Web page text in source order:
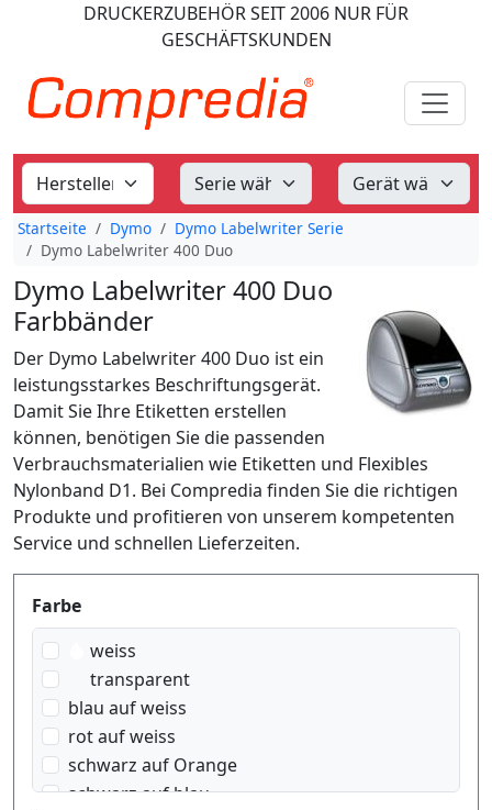
DRUCKERZUBEHÖRSEIT 2006 NUR FÜR
GESCHÄFTSKUNDEN
Startseite Dymo
Dymo Labelwriter Serie
Dymo Labelwriter 400 Duo
Dymo Labelwriter 400 Duo
Farbbänder
Der Dymo Labelwriter 400 Duo ist ein
leistungsstarkes Beschriftungsgerät.
Damit Sie Ihre Etiketten erstellen
können, benötigen Sie die passenden
Verbrauchsmaterialien wie Etiketten und Flexibles
Nylonband D1. Bei Compredia finden Sie die richtigen
Produkte und profitieren von unserem kompetenten
Service und schnellen Lieferzeiten.
Produktfilter
Farbe
weiss
transparent
blau auf weiss
rot auf weiss
schwarz auf Orange
schwarz auf blau